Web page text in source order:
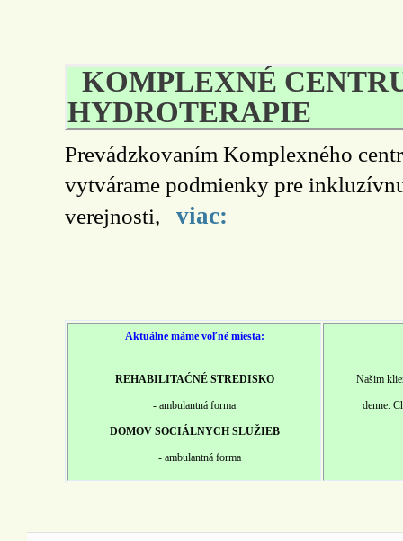
KOMPLEXNÉ
HYDROTERAPIE
Prevádzkovaním Komplexného
vytvárame podmienky pre
verejnosti, viac:
Aktuálne máme voľné miesta:
REHABILITAĆNÉ STREDISKO
- ambulantná forma
DOMOV SOCIÁLNYCH SLUŽIEB
- ambulantná forma
Našim
denne.